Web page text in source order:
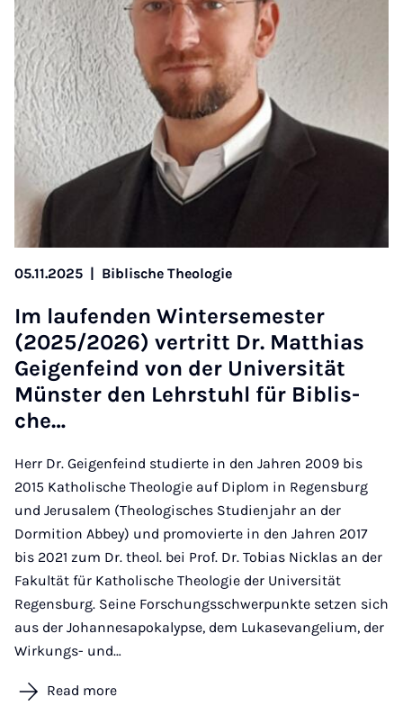
05.11.2025 | Biblische Theologie
Im laufenden Win­tersemester
(2025/2026) ver­tritt Dr. Mat­thi­as
Gei­gen­feind von der Uni­versität
Mün­ster den Lehr­stuhl für Bib­lis­
che…
Herr Dr. Geigenfeind studierte in den Jahren 2009 bis
2015 Katholische Theologie auf Diplom in Regensburg
und Jerusalem (Theologisches Studienjahr an der
Dormition Abbey) und promovierte in den Jahren 2017
bis 2021 zum Dr. theol. bei Prof. Dr. Tobias Nicklas an der
Fakultät für Katholische Theologie der Universität
Regensburg. Seine Forschungsschwerpunkte setzen sich
aus der Johannesapokalypse, dem Lukasevangelium, der
Wirkungs- und…
Read more